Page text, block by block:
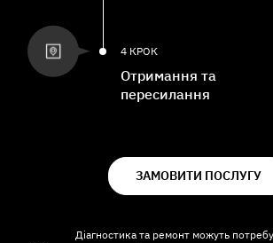
4 КРОК
Отримання та
пересилання
ЗАМОВИТИ ПОСЛУГУ
Діагностика та ремонт можуть